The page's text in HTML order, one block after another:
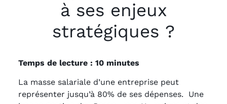
à ses enjeux
stratégiques ?
Temps de lecture : 10 minutes
La masse salariale d’une entreprise peut
représenter jusqu’à 80% de ses dépenses. Une